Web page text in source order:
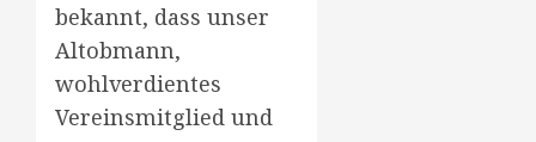
bekannt, dass unser
Altobmann,
wohlverdientes
Vereinsmitglied und